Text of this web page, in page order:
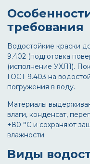
требования
Водостойкие краски
9.402 (подготовка
(исполнение УХЛ1).
ГОСТ 9.403 на
погружения в воду.
Материалы
влаги, конденсат,
+80 °C и сохраняют
влажности.
Виды